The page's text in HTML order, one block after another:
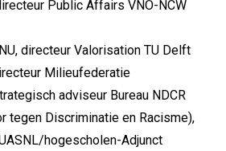
Public Affairs VNO-NCW
directeur Valorisation TU Delft
Milieufederatie
adviseur Bureau NDCR
tegen Discriminatie en Racisme),
hogescholen-Adjunct